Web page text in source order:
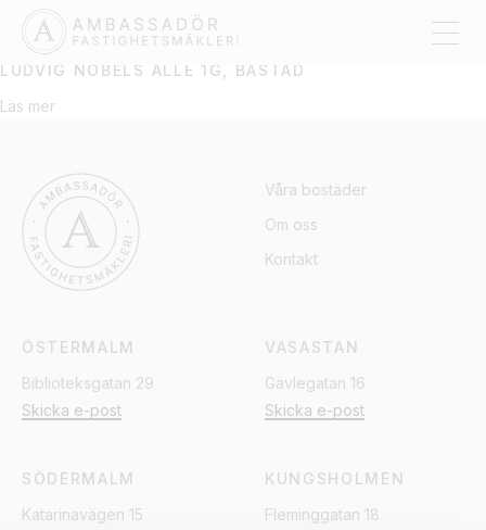
BÅSTAD
LUDVIG NOBELS ALLÉ 1G, BÅSTAD
Läs mer
Våra bostäder
Om oss
Kontakt
ÖSTERMALM
Biblioteksgatan 29
Skicka e-post
VASASTAN
Gävlegatan 16
Skicka e-post
SÖDERMALM
Katarinavägen 15
KUNGSHOLMEN
Fleminggatan 18